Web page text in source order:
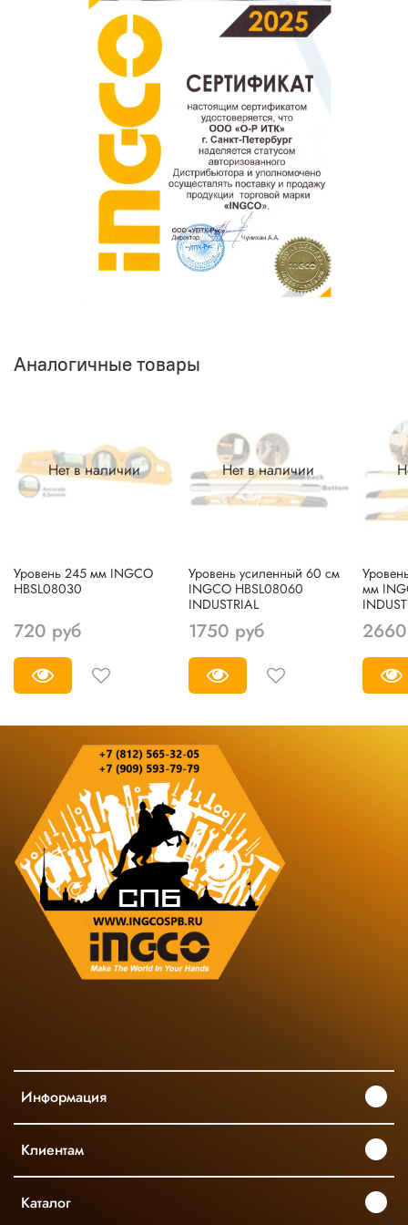
Оставить отзыв о покупке
Аналогичные товары
Нет в наличии
Уровень 245 мм INGCO
HBSL08030
720 руб
Нет в наличии
Уровень усиленный 60 см
INGCO HBSL08060
INDUSTRIAL
1750 руб
мм
Информация
Клиентам
Каталог